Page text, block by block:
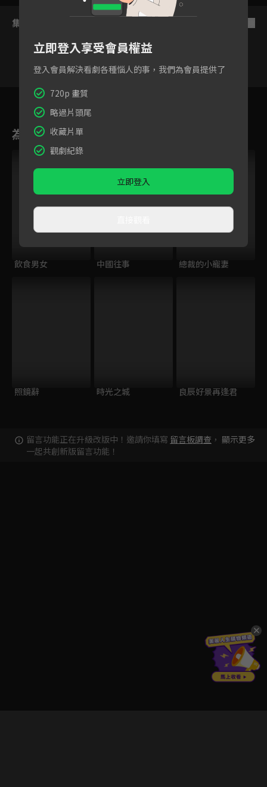
集數列表
502 503
為您推薦
飲食男女 中國往事 總裁的小寵妻
照鏡辭 時光之城 良辰好景再逢君
留言功能正在升級改版中！邀請你填寫 留言板調查 ，
一起共創新版留言功能！
顯示更多
立即登入享受會員權益
登入會員解決看劇各種惱人的事，我們為會員提供了
720p 畫質
略過片頭尾
收藏片單
觀劇紀錄
立即登入